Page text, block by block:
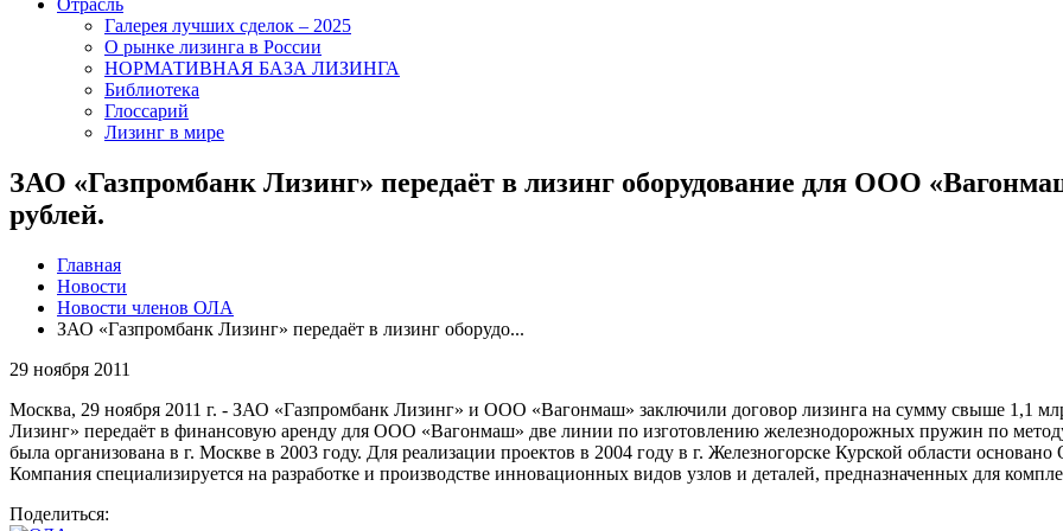
Отрасль
Галерея лучших сделок – 2025
О рынке лизинга в России
НОРМАТИВНАЯ БАЗА ЛИЗИНГА
Библиотека
Глоссарий
Лизинг в мире
ЗАО «Газпромбанк Лизинг» передаёт в лизинг оборудование для ООО
рублей.
Главная
Новости
Новости членов ОЛА
ЗАО «Газпромбанк Лизинг» передаёт в лизинг оборудо...
29 ноября 2011
Москва, 29 ноября 2011 г. - ЗАО «Газпромбанк Лизинг» и ООО «Вагонмаш» заключили договор лизинга на сумму свыше 1,1
Лизинг» передаёт в финансовую аренду для ООО «Вагонмаш» две линии по изготовлению железнодорожных пружин по
была организована в г. Москве в 2003 году. Для реализации проектов в 2004 году в г. Железногорске Курской области
Компания специализируется на разработке и производстве инновационных видов узлов и деталей, предназначенных для
Поделиться: